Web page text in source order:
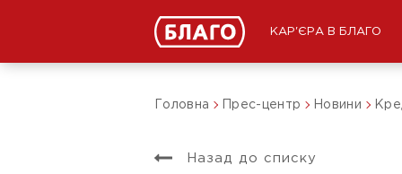
КАР'ЄРА В БЛАГО
Головна Прес-центр Новини
Назад до списку